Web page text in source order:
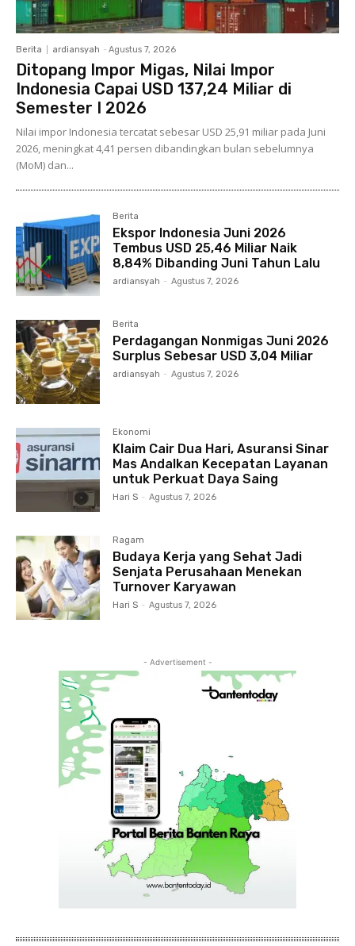
Berita ardiansyah - Agustus 7, 2026
Ditopang Impor Migas, Nilai Impor
Indonesia Capai USD 137,24 Miliar di
Semester I 2026
Nilai impor Indonesia tercatat sebesar USD 25,91 miliar pada Juni
2026, meningkat 4,41 persen dibandingkan bulan sebelumnya
(MoM) dan...
Berita
Ekspor Indonesia Juni 2026
Tembus USD 25,46 Miliar Naik
8,84% Dibanding Juni Tahun Lalu
ardiansyah - Agustus 7, 2026
Berita
Perdagangan Nonmigas Juni 2026
Surplus Sebesar USD 3,04 Miliar
ardiansyah - Agustus 7, 2026
Ekonomi
Klaim Cair Dua Hari, Asuransi Sinar
Mas Andalkan Kecepatan Layanan
untuk Perkuat Daya Saing
Hari S - Agustus 7, 2026
Ragam
Budaya Kerja yang Sehat Jadi
Senjata Perusahaan Menekan
Turnover Karyawan
Hari S - Agustus 7, 2026
- Advertisement -